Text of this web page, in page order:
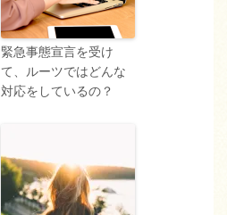
緊急事態宣言を受け
て、ルーツではどんな
対応をしているの？